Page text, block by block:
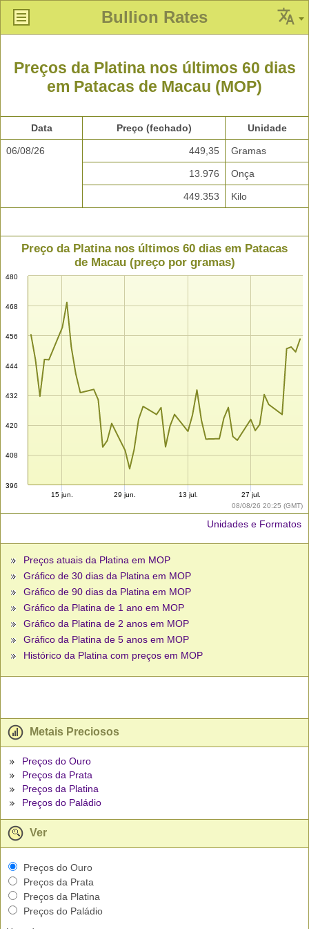
Bullion Rates
Preços da Platina nos últimos 60 dias
em Patacas de Macau (MOP)
Data Preço (fechado) Unidade
06/08/26 449,35 Gramas
13.976 Onça
449.353 Kilo
08/08/26 20:25 (GMT)
Preço da Platina nos últimos 60 dias em Patacas
de Macau (preço por gramas)
396
408
420
432
444
456
468
480
15 jun. 29 jun. 13 jul. 27 jul.
Unidades e Formatos
Preços atuais da Platina em MOP
Gráfico de 30 dias da Platina em MOP
Gráfico de 90 dias da Platina em MOP
Gráfico da Platina de 1 ano em MOP
Gráfico da Platina de 2 anos em MOP
Gráfico da Platina de 5 anos em MOP
Histórico da Platina com preços em MOP
Metais Preciosos
Preços do Ouro
Preços da Prata
Preços da Platina
Preços do Paládio
Ver
Preços do Ouro
Preços da Prata
Preços da Platina
Preços do Paládio